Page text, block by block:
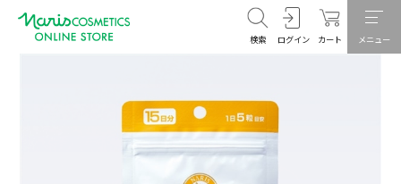
検索 ログイン カート メニュー